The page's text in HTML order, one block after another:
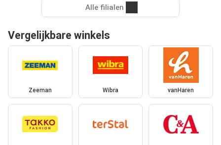
Alle filialen
Vergelijkbare winkels
Zeeman Wibra vanHaren